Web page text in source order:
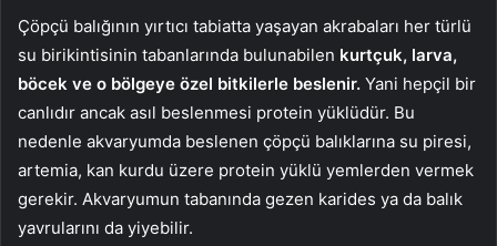
Çöpçü balığının yırtıcı tabiatta yaşayan akrabaları her türlü
su birikintisinin tabanlarında bulunabilen kurtçuk, larva,
böcek ve o bölgeye özel bitkilerle beslenir. Yani hepçil bir
canlıdır ancak asıl beslenmesi protein yüklüdür. Bu
nedenle akvaryumda beslenen çöpçü balıklarına su piresi,
artemia, kan kurdu üzere protein yüklü yemlerden vermek
gerekir. Akvaryumun tabanında gezen karides ya da balık
yavrularını da yiyebilir.